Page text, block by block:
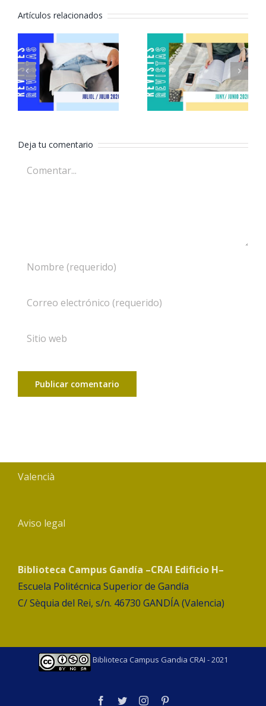
Artículos relacionados
Revistas
julio 2026
Revistas
junio 2026
Deja tu comentario
Comentar
Valencià
Aviso legal
Biblioteca Campus Gandía –CRAI Edificio H–
Escuela Politécnica Superior de Gandía
C/ Sèquia del Rei, s/n. 46730 GANDÍA (Valencia)
Biblioteca Campus Gandia CRAI - 2021
facebook
twitterinstagram